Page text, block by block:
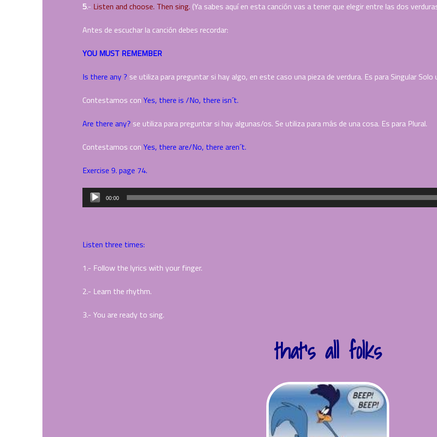
5.- Listen and choose. Then sing. (Ya sabes aquí en esta canción vas a tener que elegir entre las dos
Antes de escuchar la canción debes recordar:
YOU MUST REMEMBER
Is there any ? se utiliza para preguntar si hay algo, en este caso una pieza de verdura. Es para Singular Solo
Contestamos con Yes, there is /No, there isn´t.
Are there any? se utiliza para preguntar si hay algunas/os. Se utiliza para más de una cosa. Es para Plural.
Contestamos con Yes, there are/No, there aren´t.
Exercise 9. page 74.
Reproductor
de
00:00
Listen three times:
1.- Follow the lyrics with your finger.
2.- Learn the rhythm.
3.- You are ready to sing.
that’s all folks